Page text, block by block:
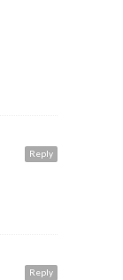
Reply
Reply